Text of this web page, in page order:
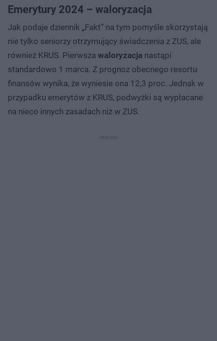
Emerytury 2024 – waloryzacja
Jak podaje dziennik „Fakt” na tym pomyśle skorzystają
nie tylko seniorzy otrzymujący świadczenia z ZUS, ale
również KRUS. Pierwsza waloryzacja nastąpi
standardowo 1 marca. Z prognoz obecnego resortu
finansów wynika, że wyniesie ona 12,3 proc. Jednak w
przypadku emerytów z KRUS, podwyżki są wypłacane
na nieco innych zasadach niż w ZUS.